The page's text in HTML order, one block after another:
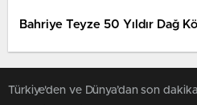
Bahriye Teyze 50 Yıldır Dağ
Türkiye'den ve Dünya’dan son